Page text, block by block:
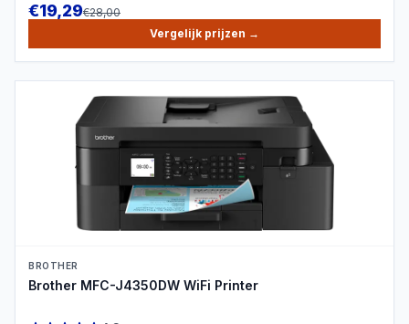
€19,29€28,00
Vergelijk prijzen →
PRODUCTBEELD
BROTHER
Brother MFC-J4350DW WiFi Printer